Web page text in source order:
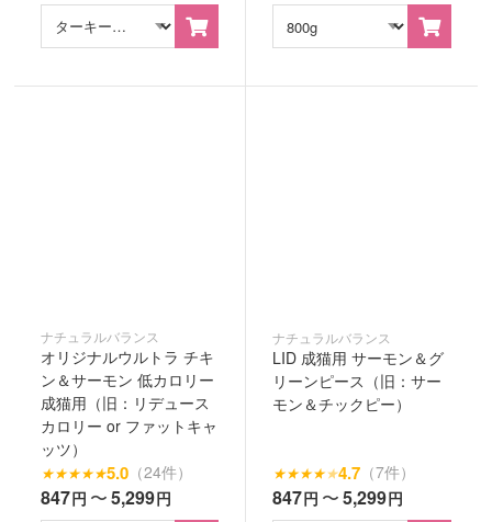
ナチュラルバランス
オリジナルウルトラ チキ
ン＆サーモン 低カロリー
成猫用（旧：リデュース
カロリー or ファットキャ
ッツ）
★★★★★5.0 （24件）
847円 〜5,299円
ナチュラルバランス
LID 成猫用 サーモン＆グ
リーンピース（旧：サー
モン＆チックピー）
★★★★★4.7（7件）
847円 〜5,299円